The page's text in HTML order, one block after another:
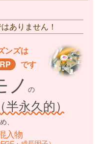
ありません！
ンズは
です
ノ の
（半永久的）
、
入物